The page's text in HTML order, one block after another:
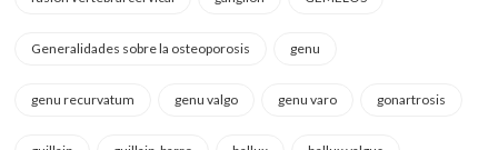
Generalidades sobre la osteoporosis genu
genu recurvatum genu valgo genu varo gonartrosis